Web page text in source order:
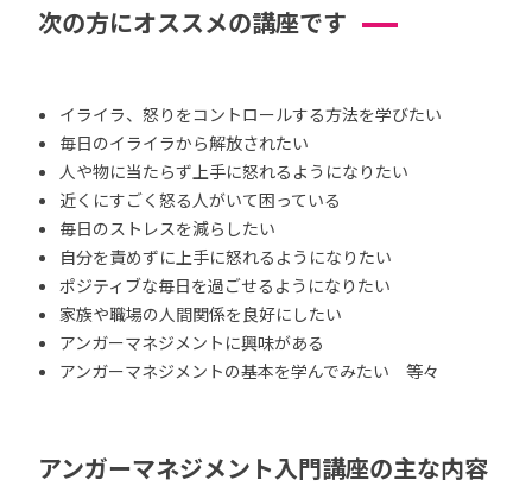
次の方にオススメの講座です
イライラ、怒りをコントロールする方法を学びたい
毎日のイライラから解放されたい
人や物に当たらず上手に怒れるようになりたい
近くにすごく怒る人がいて困っている
毎日のストレスを減らしたい
自分を責めずに上手に怒れるようになりたい
ポジティブな毎日を過ごせるようになりたい
家族や職場の人間関係を良好にしたい
アンガーマネジメントに興味がある
アンガーマネジメントの基本を学んでみたい 等々
アンガーマネジメント入門講座の主な内容